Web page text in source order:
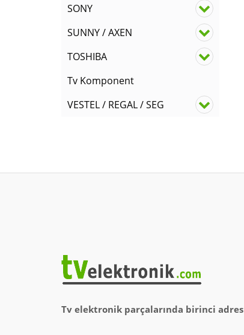
SONY
SUNNY / AXEN
TOSHIBA
Tv Komponent
VESTEL / REGAL / SEG
Tv elektronik parçalarında birinci adres